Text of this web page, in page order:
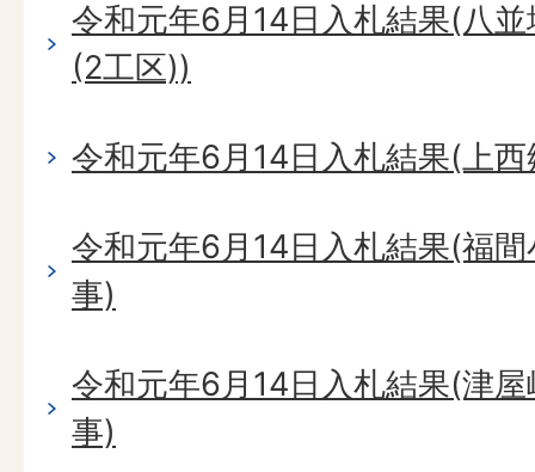
令和元年6月14日入札結果(八
(2工区))
令和元年6月14日入札結果(上
令和元年6月14日入札結果(福
事)
令和元年6月14日入札結果(津
事)